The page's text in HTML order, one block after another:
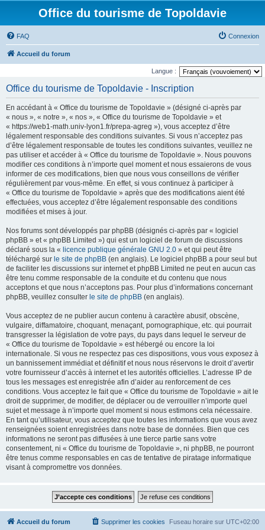
Office du tourisme de Topoldavie
FAQ Connexion
Accueil du forum
Langue :
Office du tourisme de Topoldavie - Inscription
En accédant à « Office du tourisme de Topoldavie » (désigné ci-après par
« nous », « notre », « nos », « Office du tourisme de Topoldavie » et
« https://web1-math.univ-lyon1.fr/prepa-agreg »), vous acceptez d’être
légalement responsable des conditions suivantes. Si vous n’acceptez pas
d’être légalement responsable de toutes les conditions suivantes, veuillez ne
pas utiliser et accéder à « Office du tourisme de Topoldavie ». Nous pouvons
modifier ces conditions à n’importe quel moment et nous essaierons de vous
informer de ces modifications, bien que nous vous conseillons de vérifier
régulièrement par vous-même. En effet, si vous continuez à participer à
« Office du tourisme de Topoldavie » après que des modifications aient été
effectuées, vous acceptez d’être légalement responsable des conditions
modifiées et mises à jour.
Nos forums sont développés par phpBB (désignés ci-après par « logiciel
phpBB » et « phpBB Limited ») qui est un logiciel de forum de discussions
déclaré sous la « licence publique générale GNU 2.0 » et qui peut être
téléchargé sur le site de phpBB (en anglais). Le logiciel phpBB a pour seul but
de faciliter les discussions sur internet et phpBB Limited ne peut en aucun cas
être tenu comme responsable de la conduite et du contenu que nous
acceptons et que nous n’acceptons pas. Pour plus d’informations concernant
phpBB, veuillez consulter le site de phpBB (en anglais).
Vous acceptez de ne publier aucun contenu à caractère abusif, obscène,
vulgaire, diffamatoire, choquant, menaçant, pornographique, etc. qui pourrait
transgresser la législation de votre pays, du pays dans lequel le serveur de
« Office du tourisme de Topoldavie » est hébergé ou encore la loi
internationale. Si vous ne respectez pas ces dispositions, vous vous exposez à
un bannissement immédiat et définitif et nous nous réservons le droit d’avertir
votre fournisseur d’accès à internet et les autorités officielles. L’adresse IP de
tous les messages est enregistrée afin d’aider au renforcement de ces
conditions. Vous acceptez le fait que « Office du tourisme de Topoldavie » ait le
droit de supprimer, de modifier, de déplacer ou de verrouiller n’importe quel
sujet et message à n’importe quel moment si nous estimons cela nécessaire.
En tant qu’utilisateur, vous acceptez que toutes les informations que vous avez
renseignées soient enregistrées dans notre base de données. Bien que ces
informations ne seront pas diffusées à une tierce partie sans votre
consentement, ni « Office du tourisme de Topoldavie », ni phpBB, ne pourront
être tenus comme responsables en cas de tentative de piratage informatique
visant à compromettre vos données.
Accueil du forum Fuseau horaire sur UTC+02:00
Supprimer les cookies